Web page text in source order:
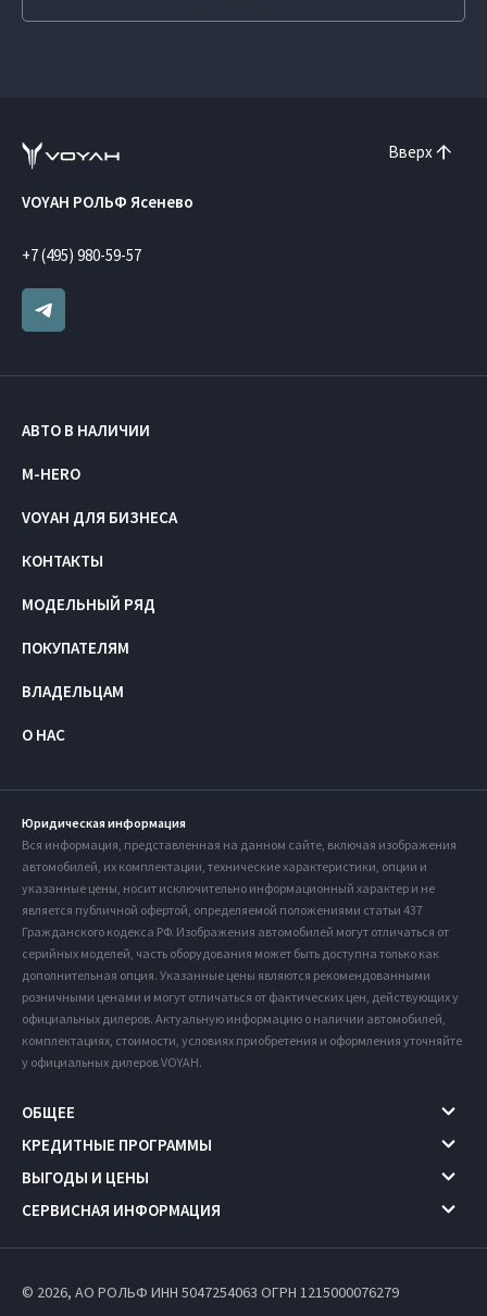
Вверх
VOYAH РОЛЬФ Ясенево
+7 (495) 980-59-57
АВТО В НАЛИЧИИ
M-HERO
VOYAH ДЛЯ БИЗНЕСА
КОНТАКТЫ
МОДЕЛЬНЫЙ РЯД
ПОКУПАТЕЛЯМ
ВЛАДЕЛЬЦАМ
О НАС
Юридическая информация
Вся информация, представленная на данном сайте, включая изображения
автомобилей, их комплектации, технические характеристики, опции и
указанные цены, носит исключительно информационный характер и не
является публичной офертой, определяемой положениями статьи 437
Гражданского кодекса РФ. Изображения автомобилей могут отличаться от
серийных моделей, часть оборудования может быть доступна только как
дополнительная опция. Указанные цены являются рекомендованными
розничными ценами и могут отличаться от фактических цен, действующих у
официальных дилеров. Актуальную информацию о наличии автомобилей,
комплектациях, стоимости, условиях приобретения и оформления уточняйте
у официальных дилеров VOYAH.
ОБЩЕЕ
КРЕДИТНЫЕ ПРОГРАММЫ
ВЫГОДЫ И ЦЕНЫ
СЕРВИСНАЯ ИНФОРМАЦИЯ
© 2026, АО РОЛЬФ ИНН 5047254063 ОГРН 1215000076279